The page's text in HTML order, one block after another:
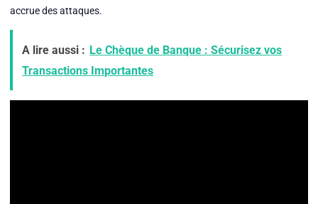
accrue des attaques.
A lire aussi : Le Chèque de Banque : Sécurisez vos
Transactions Importantes